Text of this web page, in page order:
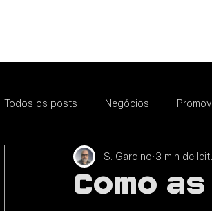
Todos os posts Negócios
Educação Fotografia Email
Como
S. Gardino 3 min de